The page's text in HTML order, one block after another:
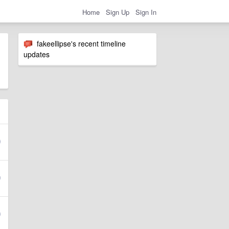
Home Sign Up Sign In
fakeellipse's recent timeline
updates